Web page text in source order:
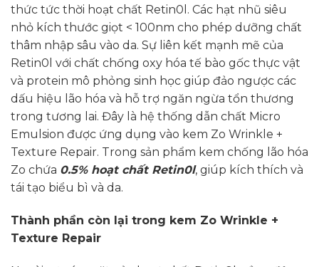
thức tức thời hoạt chất Retin0l. Các hạt nhũ siêu
nhỏ kích thước giọt < 100nm cho phép dưỡng chất
thâm nhập sâu vào da. Sự liên kết mạnh mẽ của
Retin0l với chất chống oxy hóa tế bào gốc thực vật
và protein mô phỏng sinh học giúp đảo ngược các
dấu hiệu lão hóa và hỗ trợ ngăn ngừa tổn thương
trong tương lai. Đây là hệ thống dẫn chất Micro
Emulsion được ứng dụng vào kem Zo Wrinkle +
Texture Repair. Trong sản phẩm kem chống lão hóa
Zo chứa 0.5% hoạt chất Retin0l, giúp kích thích và
tái tạo biểu bì và da.
Thành phần còn lại trong kem Zo Wrinkle +
Texture Repair